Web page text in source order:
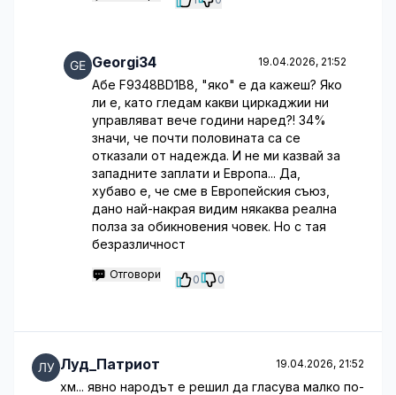
Georgi34 19.04.2026, 21:52
Абе F9348BD1B8, "яко" е да кажеш? Яко
ли е, като гледам какви циркаджии ни
управляват вече години наред?! 34%
значи, че почти половината са се
отказали от надежда. И не ми казвай за
западните заплати и Европа... Да,
хубаво е, че сме в Европейския съюз,
дано най-накрая видим някаква реална
полза за обикновения човек. Но с тая
безразличност
Отговори 0 0
Луд_Патриот 19.04.2026, 21:52
хм... явно народът е решил да гласува малко по-